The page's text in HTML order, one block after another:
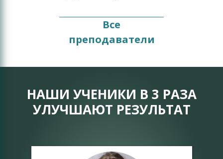
Все
преподаватели
НАШИ УЧЕНИКИ В 3 РАЗА
УЛУЧШАЮТ РЕЗУЛЬТАТ